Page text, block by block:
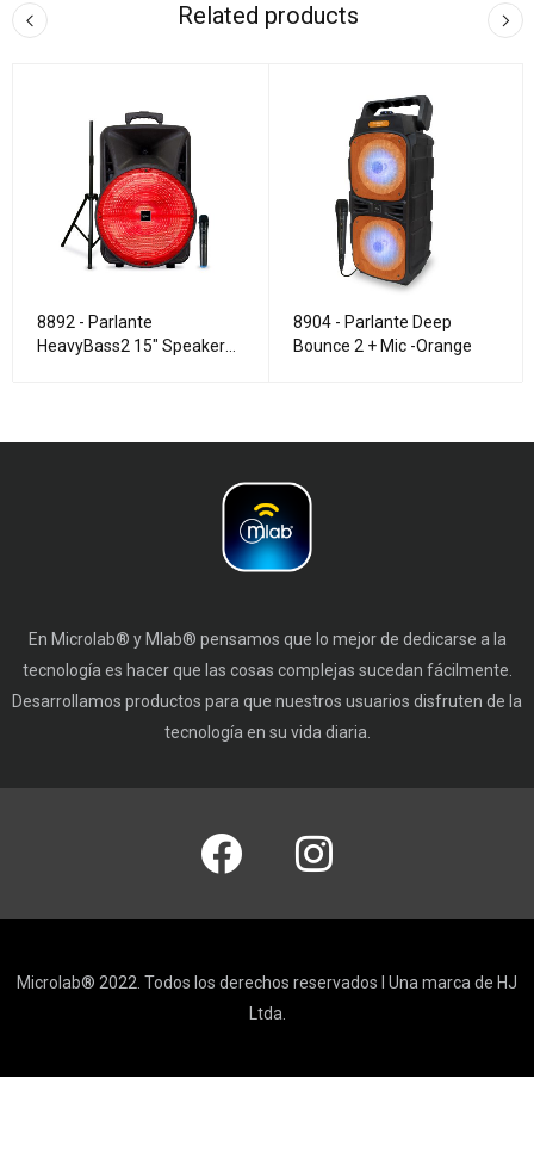
Related products
8892 - Parlante
HeavyBass2 15" Speaker
8904 - Parlante Deep
Bounce 2 + Mic -Orange
En Microlab® y Mlab® pensamos que lo mejor de dedicarse a la
tecnología es hacer que las cosas complejas sucedan fácilmente.
Desarrollamos productos para que nuestros usuarios disfruten de la
tecnología en su vida diaria.
Microlab® 2022. Todos los derechos reservados I Una marca de HJ
Ltda.